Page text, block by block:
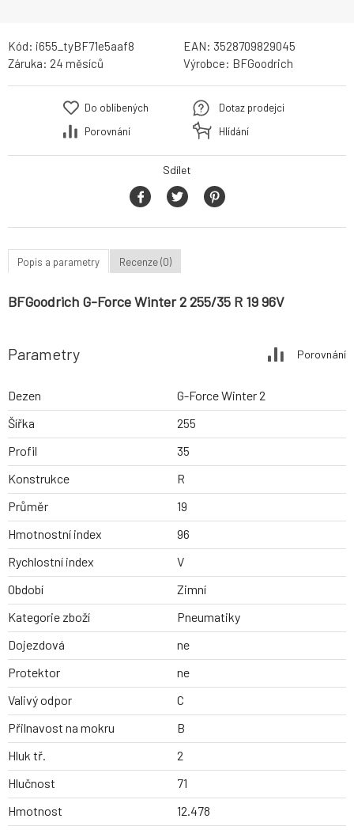
Kód: i655_tyBF71e5aaf8 EAN: 3528709829045
Záruka: 24 měsíců Výrobce: BFGoodrich
Do oblíbených
Porovnání
Dotaz prodejci
Hlídání
Sdílet
Popis a parametry Recenze (0)
BFGoodrich G-Force Winter 2 255/35 R 19 96V
Parametry Porovnání
Dezen
G-Force Winter 2
Šířka
255
Profil
35
Konstrukce
R
Průměr
19
Hmotnostní index
96
Rychlostní index
V
Období
Zimní
Kategorie zboží
Pneumatiky
Dojezdová
ne
Protektor
ne
Valivý odpor
C
Přilnavost na mokru
B
Hluk tř.
2
Hlučnost
71
Hmotnost
12.478